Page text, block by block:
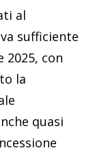
al
sufficiente
2025, con
la
quasi